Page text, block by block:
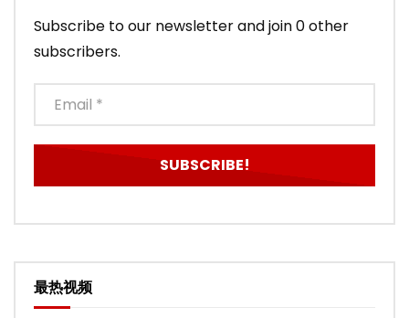
Subscribe to our newsletter and join 0 other
subscribers.
最热视频